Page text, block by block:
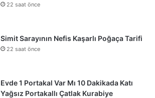
22 saat önce
Simit Sarayının Nefis Kaşarlı Poğaça Tarifi
22 saat önce
Evde 1 Portakal Var Mı 10 Dakikada Katı
Yağsız Portakallı Çatlak Kurabiye